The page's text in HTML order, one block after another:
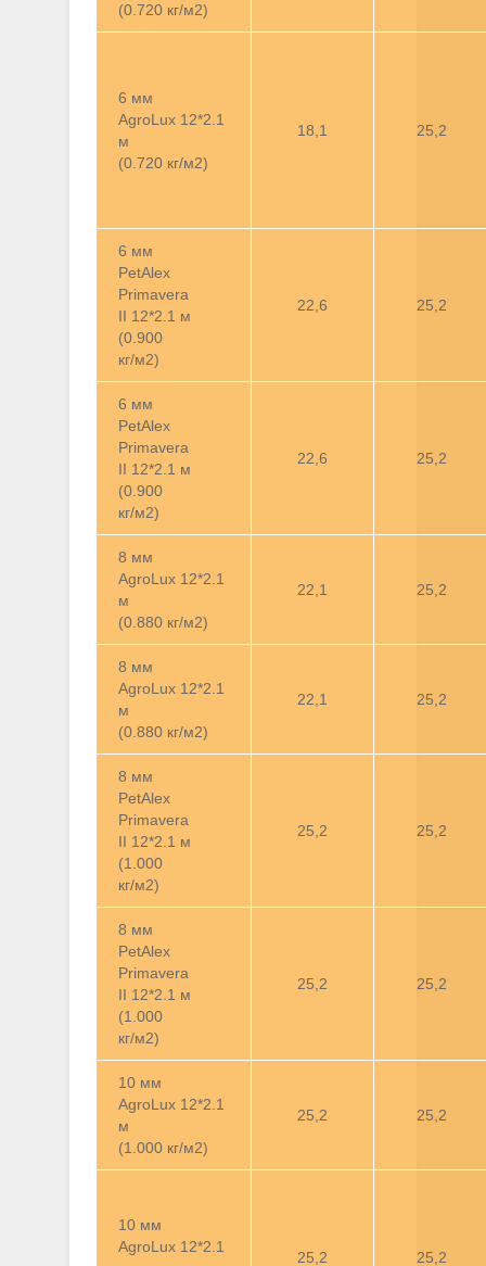
(0.720 кг/м2)
6 мм
AgroLux 12*2.1
м
(0.720 кг/м2)
18,1 25,2
6 мм
PetAlex
Primavera
II 12*2.1 м
(0.900
кг/м2)
22,6 25,2
6 мм
PetAlex
Primavera
II 12*2.1 м
(0.900
кг/м2)
22,6 25,2
8 мм
AgroLux 12*2.1
м
(0.880 кг/м2)
22,1 25,2
8 мм
AgroLux 12*2.1
м
(0.880 кг/м2)
22,1 25,2
8 мм
PetAlex
Primavera
II 12*2.1 м
(1.000
кг/м2)
25,2 25,2
8 мм
PetAlex
Primavera
II 12*2.1 м
(1.000
кг/м2)
25,2 25,2
10 мм
AgroLux 12*2.1
м
(1.000 кг/м2)
25,2 25,2
10 мм
AgroLux 12*2.1
25,2 25,2